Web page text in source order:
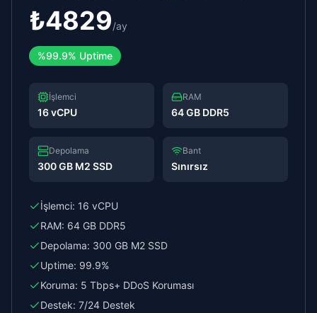
₺4829/ay
%99.9% Uptime
İşlemci
16 vCPU
RAM
64 GB DDR5
Depolama
300 GB M2 SSD
Bant
Sınırsız
İşlemci: 16 vCPU
RAM: 64 GB DDR5
Depolama: 300 GB M2 SSD
Uptime: 99.9%
Koruma: 5 Tbps+ DDoS Koruması
Destek: 7/24 Destek